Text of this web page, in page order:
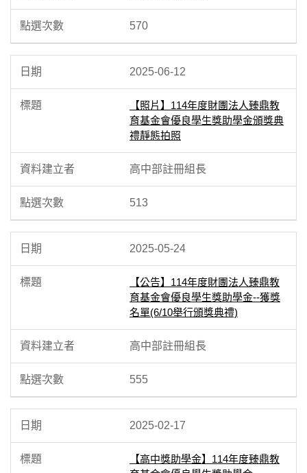
570
2025-06-12
【照片】114年度財團法人臻鼎教
育基金會優良學生獎助學金頒獎典
禮靜態拍照
高中部註冊組長
513
2025-05-24
【公告】114年度財團法人臻鼎教
育基金會優良學生獎助學金--獲獎
名單(6/10舉行頒獎典禮)
高中部註冊組長
555
2025-02-17
【高中獎助學金】114年度臻鼎教